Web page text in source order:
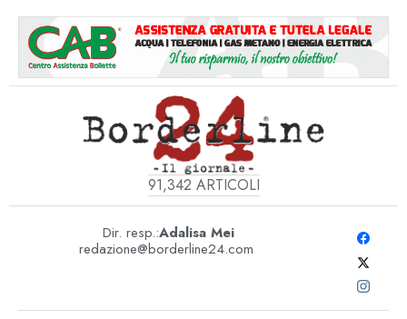
91,342 ARTICOLI
Dir. resp.:Adalisa Mei
redazione@borderline24.com